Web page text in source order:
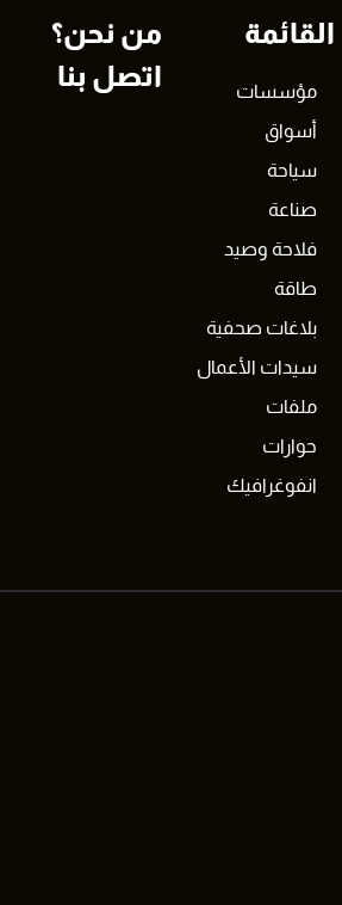
القائمة
مؤسسات
أسواق
سياحة
صناعة
فلاحة وصيد
طاقة
بلاغات صحفية
سيدات الأعمال
ملفات
حوارات
انفوغرافيك
من نحن؟
اتصل بنا